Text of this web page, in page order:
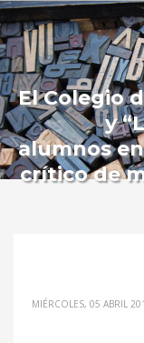
El Colegio
y
alumnos
crítico de
MIÉRCOLES, 05 ABRIL